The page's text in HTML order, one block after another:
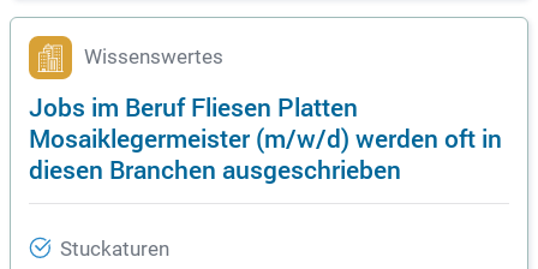
Wissenswertes
Jobs im Beruf Fliesen Platten
Mosaiklegermeister (m/w/d) werden oft in
diesen Branchen ausgeschrieben
Stuckaturen